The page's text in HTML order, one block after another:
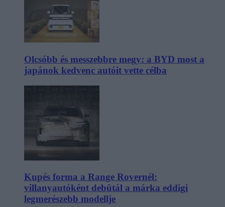
Olcsóbb és messzebbre megy: a BYD most a
japánok kedvenc autóit vette célba
Kupés forma a Range Rovernél:
villanyautóként debütál a márka eddigi
legmerészebb modellje